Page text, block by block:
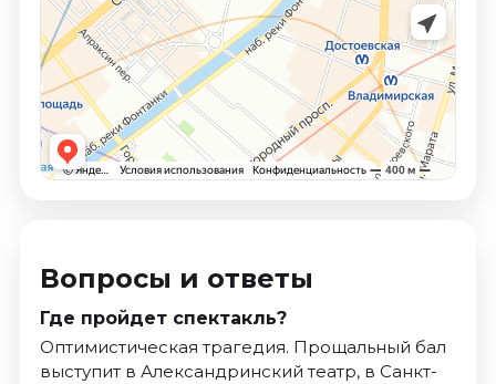
Вопросы и ответы
Где пройдет спектакль?
Оптимистическая трагедия. Прощальный бал
выступит в Александринский театр, в Санкт-